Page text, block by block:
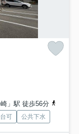
」駅 徒歩56分
可 公共下水